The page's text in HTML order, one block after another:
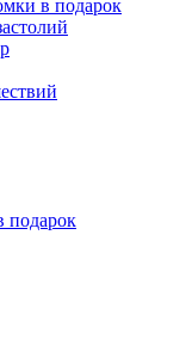
в подарок
подарок